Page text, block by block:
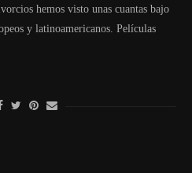
hemos visto unas cuantas bajo
y latinoamericanos. Películas